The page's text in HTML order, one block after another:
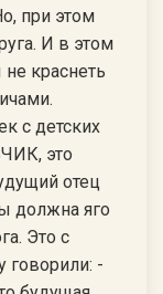
при этом
И в этом
краснеть
с детских
это
отец
должна яго
Это с
говорили: -